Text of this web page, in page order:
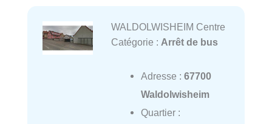
WALDOLWISHEIM Centre
Catégorie : Arrêt de bus
Adresse : 67700
Waldolwisheim
Quartier :